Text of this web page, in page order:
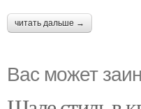
читать дальше →
Вас может